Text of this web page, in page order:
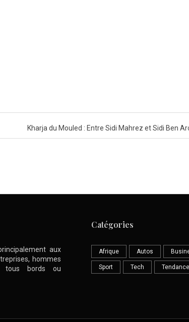
Kharja du Mouled : Entre Sidi Mahrez et Sidi Ben
aux
hommes
tous bords ou
Catégories
Afrique Autos
Sport Tech Tendance